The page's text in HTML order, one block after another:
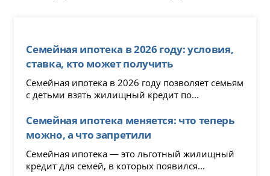
Семейная ипотека в 2026 году: условия,
ставка, кто может получить
Семейная ипотека в 2026 году позволяет семьям
с детьми взять жилищный кредит по...
Семейная ипотека меняется: что теперь
можно, а что запретили
Семейная ипотека — это льготный жилищный
кредит для семей, в которых появился...